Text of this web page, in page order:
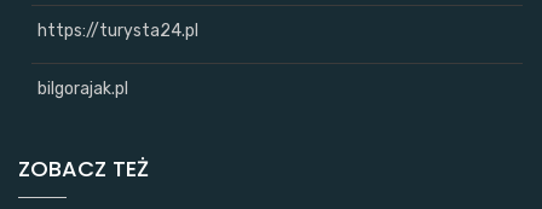
https://turysta24.pl
bilgorajak.pl
ZOBACZ TEŻ